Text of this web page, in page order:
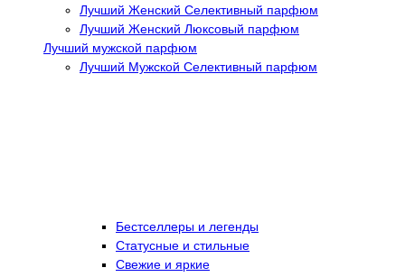
Лучший Женский Селективный парфюм
Лучший Женский Люксовый парфюм
Лучший мужской парфюм
Лучший Мужской Селективный парфюм
Бестселлеры и легенды
Статусные и стильные
Свежие и яркие